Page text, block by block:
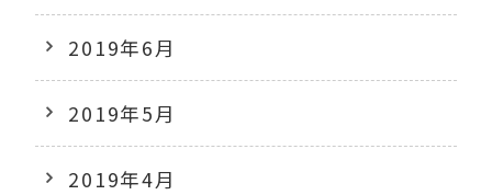
2019年6月
2019年5月
2019年4月